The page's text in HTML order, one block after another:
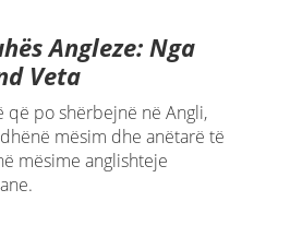
Angleze: Nga
Veta
që po shërbejnë në Angli,
mësim dhe anëtarë të
mësime anglishteje